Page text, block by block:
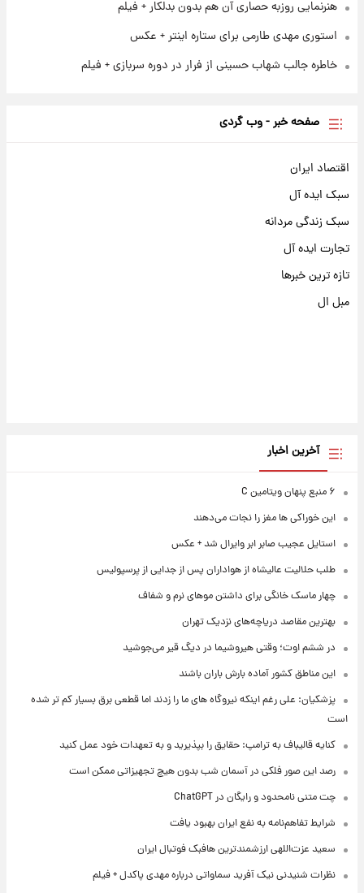
هنرنمایی روزبه حصاری آن هم بدون بدلکار + فیلم
استوری مهدی طارمی برای ستاره اینتر + عکس
خاطره جالب شهاب حسینی از فرار در دوره سربازی + فیلم
صفحه خبر - وب گردی
اقتصاد ایران
سبک ایده آل
سبک زندگی مردانه
تجارت ایده آل
تازه ترین خبرها
مبل ال
آخرین اخبار
۶ منبع پنهان ویتامین C
این خوراکی ها مغز را نجات می‌دهند
استایل عجیب صابر ابر وایرال شد + عکس
طلب حلالیت عالیشاه از هواداران پس از جدایی از پرسپولیس
چهار ماسک خانگی برای داشتن موهای نرم و شفاف
بهترین مقاصد دریاچه‌های نزدیک تهران
در ششم اوت؛ وقتی هیروشیما در دیگ قیر می‌جوشید
این مناطق کشور آماده بارش باران باشند
پزشکیان: علی رغم اینکه نیروگاه های ما را زدند اما قطعی برق بسیار کم تر شده
است
کنایه قالیباف به ترامپ: حقایق را بپذیرید و به تعهدات خود عمل کنید
رصد این صور فلکی در آسمان شب بدون هیچ تجهیزاتی ممکن است
چت متنی نامحدود و رایگان در ChatGPT
شرایط تفاهم‌نامه به نفع ایران بهبود یافت
سعید عزت‌اللهی ارزشمندترین هافبک فوتبال ایران
نظرات شنیدنی نیک آفرید سماواتی درباره مهدی پاکدل + فیلم